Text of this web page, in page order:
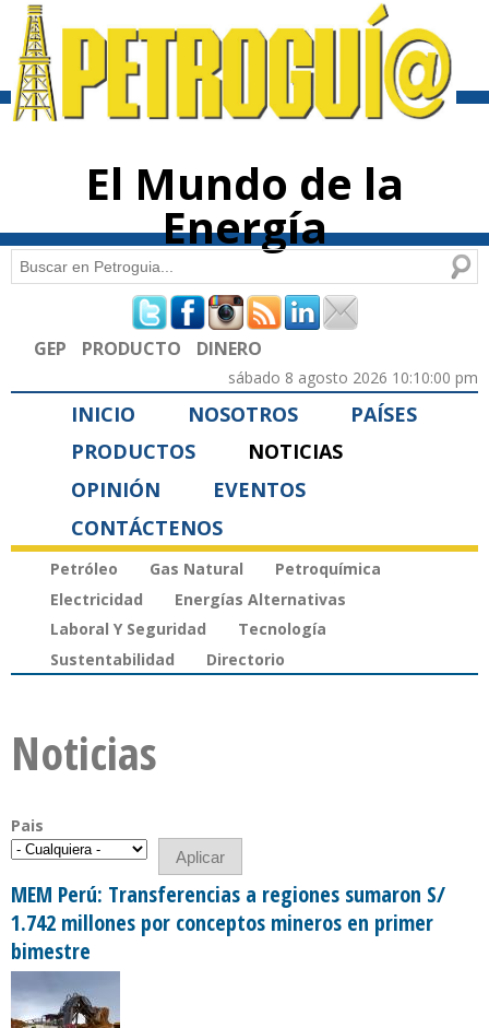
contenido
El Mundo de la
Energía
Formulario de búsqueda
Buscar
GEP PRODUCTO DINERO
sábado 8 agosto 2026 10:10:00 pm
INICIO NOSOTROS
PAÍSES
PRODUCTOS
NOTICIAS
OPINIÓN
EVENTOS
CONTÁCTENOS
Petróleo Gas Natural
Petroquímica
Electricidad
Energías Alternativas
Laboral Y Seguridad
Tecnología
Sustentabilidad
Directorio
Noticias
Pais
MEM Perú: Transferencias a regiones sumaron S/
1.742 millones por conceptos mineros en primer
bimestre